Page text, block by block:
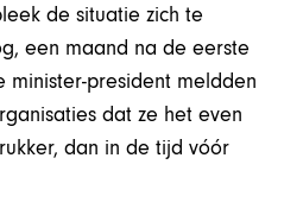
de situatie zich te
een maand na de eerste
minister-president meldden
dat ze het even
dan in de tijd vóór